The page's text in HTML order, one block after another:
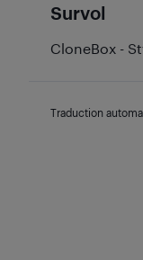
Survol
CloneBox -
Traduction